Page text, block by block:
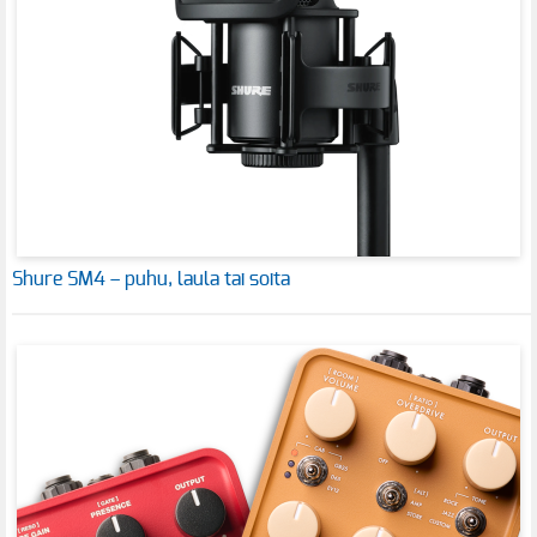
Shure SM4 – puhu, laula tai soita